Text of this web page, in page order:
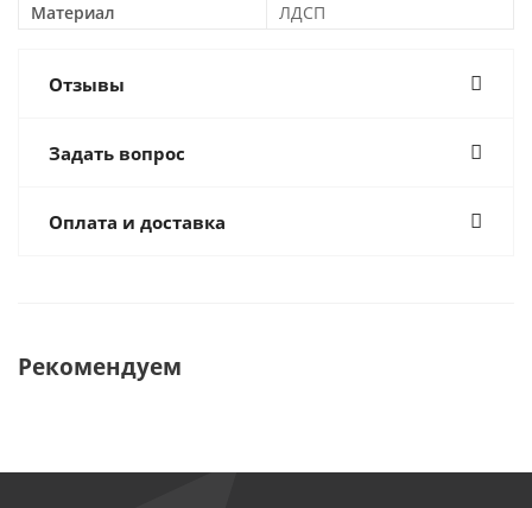
Материал
ЛДСП
Отзывы
Задать вопрос
Оплата и доставка
Рекомендуем